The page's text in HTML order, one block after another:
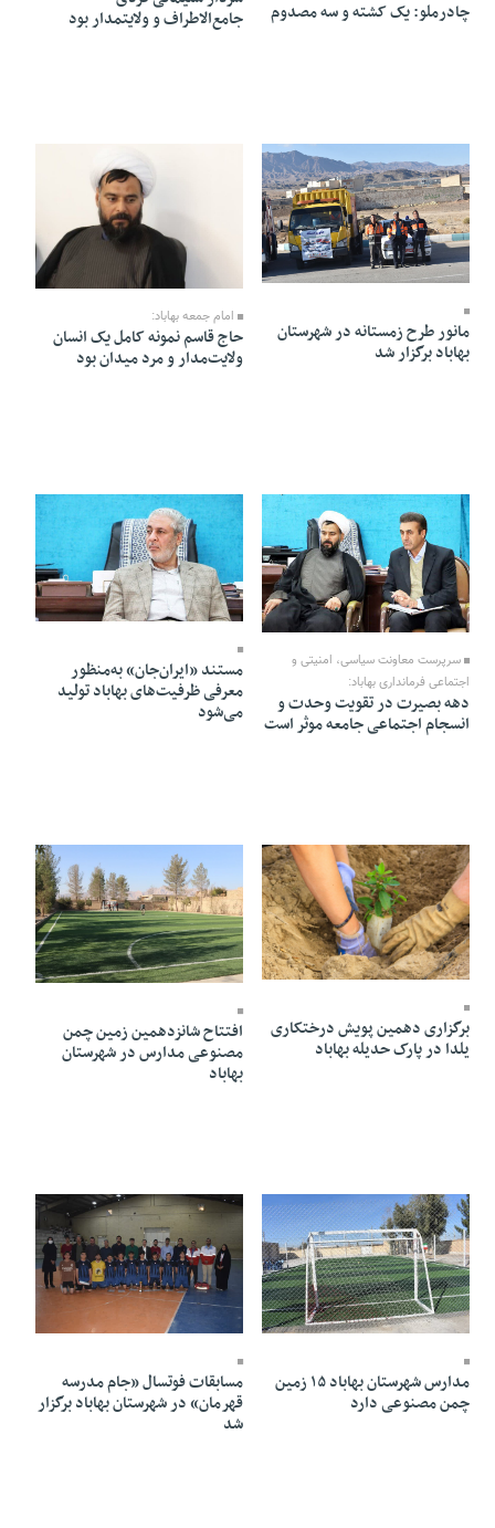
چادرملو: یک کشته و سه مصدوم جامع‌الاطراف و ولایتمدار بود
08 Dey 1404 - 18:30
مانور طرح زمستانه در شهرستان
بهاباد برگزار شد
امام جمعه بهاباد:
حاج قاسم نمونه کامل یک انسان
ولایت‌مدار و مرد میدان بود
07 Dey 1404 - 17:01
سرپرست معاونت سیاسی، امنیتی و
اجتماعی فرمانداری بهاباد:
دهه بصیرت در تقویت وحدت و
انسجام اجتماعی جامعه موثر است
05 Dey 1404 - 11:19
مستند «ایران‌جان» به‌منظور
معرفی ظرفیت‌های بهاباد تولید
می‌شود
03 Dey 1404 - 22:05
برگزاری دهمین پویش درختکاری
یلدا در پارک حدیله بهاباد
03 Dey 1404 - 19:00
افتتاح شانزدهمین زمین چمن
مصنوعی مدارس در شهرستان
بهاباد
02 Dey 1404 - 20:06
مدارس شهرستان بهاباد ۱۵ زمین
چمن مصنوعی دارد
مسابقات فوتسال «جام مدرسه
قهرمان» در شهرستان بهاباد برگزار
شد